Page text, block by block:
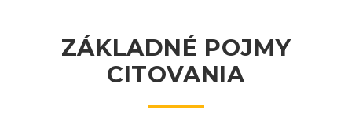
ZÁKLADNÉ POJMY
CITOVANIA